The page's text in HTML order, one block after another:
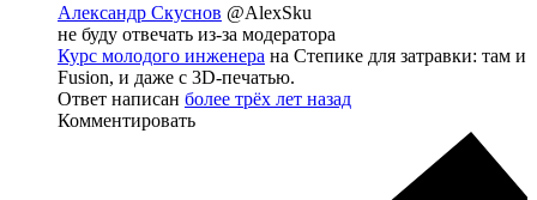
Александр Скуснов @AlexSku
не буду отвечать из-за модератора
Курс молодого инженера на Степике для затравки: там и
Fusion, и даже с 3D-печатью.
Ответ написан более трёх лет назад
Комментировать